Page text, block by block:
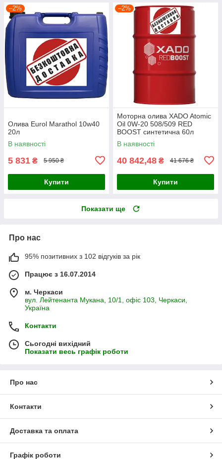
–2%
Олива Eurol Marathol 10w40
20л
В наявності
5 831 ₴ 5 950 ₴
Купити
–2%
Моторна олива XADO Atomic
Oil 0W-20 508/509 RED
BOOST синтетична 60л
В наявності
40 842,48 ₴ 41 676 ₴
Купити
Показати ще
Про нас
95% позитивних з 102 відгуків за рік
Працює з 16.07.2014
м. Черкаси
вул. Лейтенанта Мукана, 10/1, офіс 103, Черкаси,
Україна
Контакти
Сьогодні вихідний
Показати весь графік роботи
Про нас
Контакти
Доставка та оплата
Графік роботи